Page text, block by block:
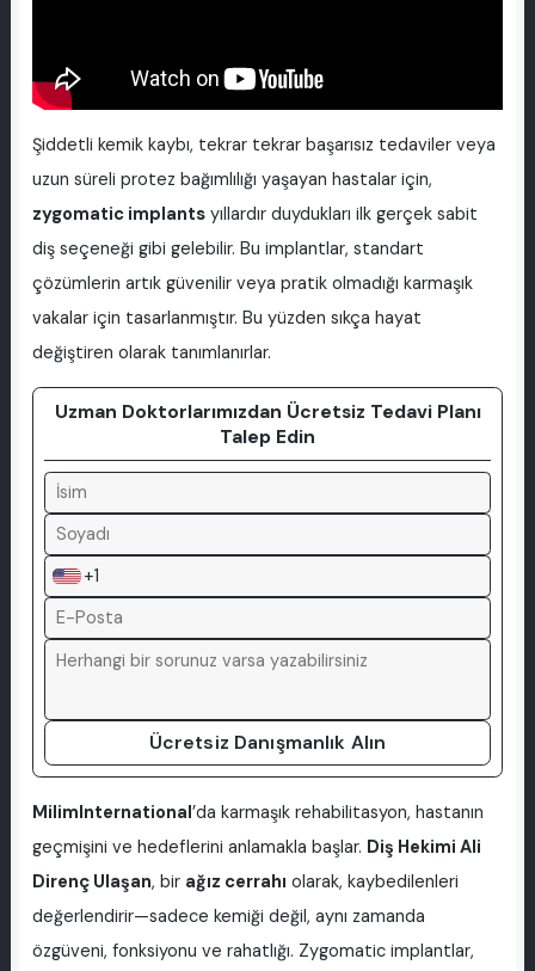
Şiddetli kemik kaybı, tekrar tekrar başarısız tedaviler veya
uzun süreli protez bağımlılığı yaşayan hastalar için,
zygomatic implantsyıllardır duydukları ilk gerçek sabit
diş seçeneği gibi gelebilir. Bu implantlar, standart
çözümlerin artık güvenilir veya pratik olmadığı karmaşık
vakalar için tasarlanmıştır. Bu yüzden sıkça hayat
değiştiren olarak tanımlanırlar.
Uzman Doktorlarımızdan Ücretsiz Tedavi Planı
Talep Edin
+1
Ücretsiz Danışmanlık Alın
MilimInternational’da karmaşık rehabilitasyon, hastanın
geçmişini ve hedeflerini anlamakla başlar. Diş Hekimi Ali
Direnç Ulaşan, bir ağız cerrahı olarak, kaybedilenleri
değerlendirir—sadece kemiği değil, aynı zamanda
özgüveni, fonksiyonu ve rahatlığı. Zygomatic implantlar,